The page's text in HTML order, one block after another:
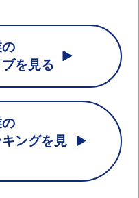
を見る
ングを見